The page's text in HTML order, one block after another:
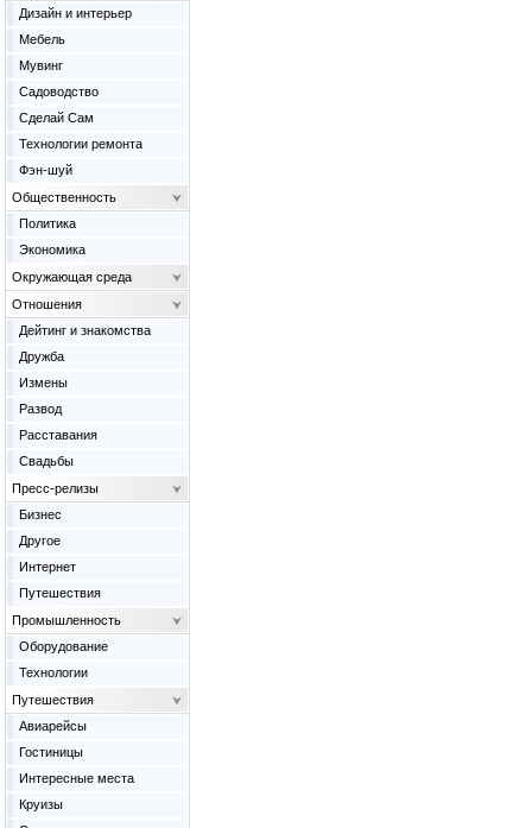
Дизайн и интерьер
Мебель
Мувинг
Садоводство
Сделай Сам
Технологии ремонта
Фэн-шуй
Общественность
Политика
Экономика
Окружающая среда
Отношения
Дейтинг и знакомства
Дружба
Измены
Развод
Расставания
Свадьбы
Пресс-релизы
Бизнес
Другое
Интернет
Путешествия
Промышленность
Оборудование
Технологии
Путешествия
Авиарейсы
Гостиницы
Интересные места
Круизы